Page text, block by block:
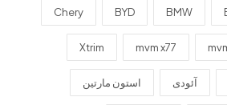
BMW
BYD
Chery
mvm x77
Xtrim
آئودی استون مارتین